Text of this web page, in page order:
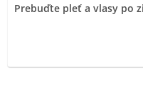
Prebuďte pleť a vlasy po